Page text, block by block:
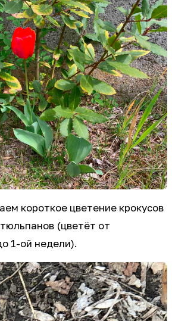
короткое цветение крокусов
(цветёт от
1-ой недели).